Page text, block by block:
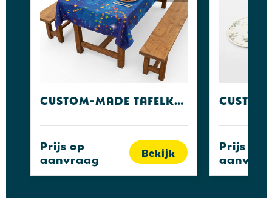
Custom-made tafelkleden
Prijs op
aanvraag
Bekijk
Prijs op